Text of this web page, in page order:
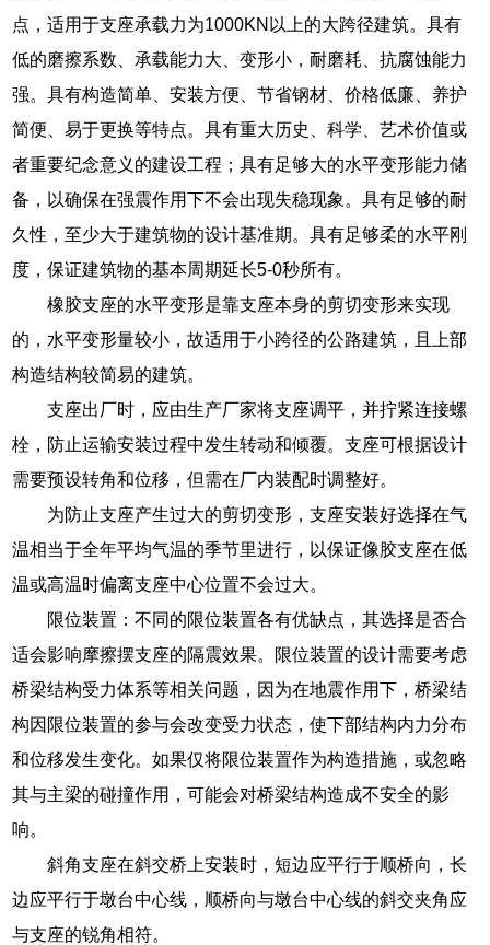
点，适用于支座承载力为1000KN以上的大跨径建筑。具有
低的磨擦系数、承载能力大、变形小，耐磨耗、抗腐蚀能力
强。具有构造简单、安装方便、节省钢材、价格低廉、养护
简便、易于更换等特点。具有重大历史、科学、艺术价值或
者重要纪念意义的建设工程；具有足够大的水平变形能力储
备，以确保在强震作用下不会出现失稳现象。具有足够的耐
久性，至少大于建筑物的设计基准期。具有足够柔的水平刚
度，保证建筑物的基本周期延长5-0秒所有。
橡胶支座的水平变形是靠支座本身的剪切变形来实现
的，水平变形量较小，故适用于小跨径的公路建筑，且上部
构造结构较简易的建筑。
支座出厂时，应由生产厂家将支座调平，并拧紧连接螺
栓，防止运输安装过程中发生转动和倾覆。支座可根据设计
需要预设转角和位移，但需在厂内装配时调整好。
为防止支座产生过大的剪切变形，支座安装好选择在气
温相当于全年平均气温的季节里进行，以保证像胶支座在低
温或高温时偏离支座中心位置不会过大。
限位装置：不同的限位装置各有优缺点，其选择是否合
适会影响摩擦摆支座的隔震效果。限位装置的设计需要考虑
桥梁结构受力体系等相关问题，因为在地震作用下，桥梁结
构因限位装置的参与会改变受力状态，使下部结构内力分布
和位移发生变化。如果仅将限位装置作为构造措施，或忽略
其与主梁的碰撞作用，可能会对桥梁结构造成不安全的影
响。
斜角支座在斜交桥上安装时，短边应平行于顺桥向，长
边应平行于墩台中心线，顺桥向与墩台中心线的斜交夹角应
与支座的锐角相符。